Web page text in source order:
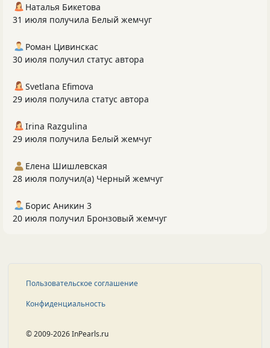
Наталья Бикетова
31 июля получила Белый жемчуг
Роман Цивинскас
30 июля получил статус автора
Svetlana Efimova
29 июля получила статус автора
Irina Razgulina
29 июля получила Белый жемчуг
Елена Шишлевская
28 июля получил(а) Черный жемчуг
Борис Аникин 3
20 июля получил Бронзовый жемчуг
Пользовательское соглашение
Конфиденциальность
© 2009-2026 InPearls.ru